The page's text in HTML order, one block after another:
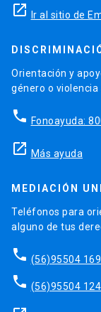
launch Ir al sitio de
Orientación y
género o violencia
phone Fonoayuda:
launch Más ayuda
MEDIACIÓN
Teléfonos para
alguno de tus
phone (56)95504
phone (56)95504